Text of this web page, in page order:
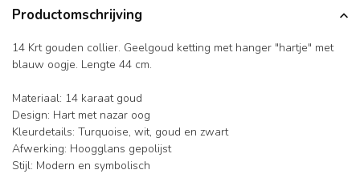
Productomschrijving
14 Krt gouden collier. Geelgoud ketting met hanger "hartje" met
blauw oogje. Lengte 44 cm.
Materiaal: 14 karaat goud
Design: Hart met nazar oog
Kleurdetails: Turquoise, wit, goud en zwart
Afwerking: Hoogglans gepolijst
Stijl: Modern en symbolisch